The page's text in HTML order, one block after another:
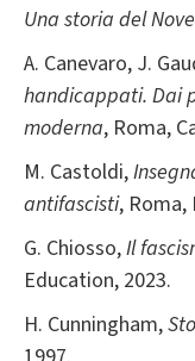
Una storia del
A. Canevaro, J.
handicappati. Dai
moderna, Roma,
M. Castoldi,
antifascisti, Roma,
G. Chiosso,Il
Education, 2023.
H. Cunningham,